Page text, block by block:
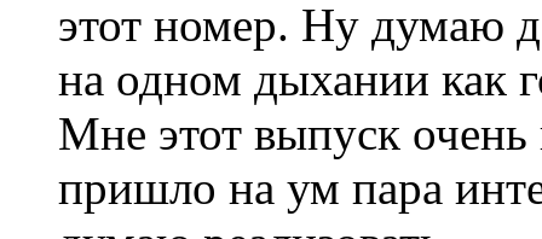
этот номер. Ну думаю
на одном дыхании как
Мне этот выпуск
пришло на ум пара